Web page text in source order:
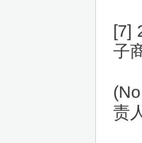
[7]
子
责